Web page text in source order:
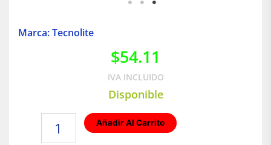
Marca: Tecnolite
$54.11
IVA INCLUIDO
Disponible
Añadir Al Carrito